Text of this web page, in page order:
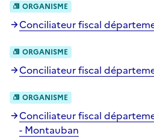
ORGANISME
Conciliateur fiscal
ORGANISME
Conciliateur fiscal
ORGANISME
Conciliateur fiscal
- Montauban